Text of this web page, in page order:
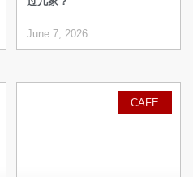
June 7, 2026
CAFE